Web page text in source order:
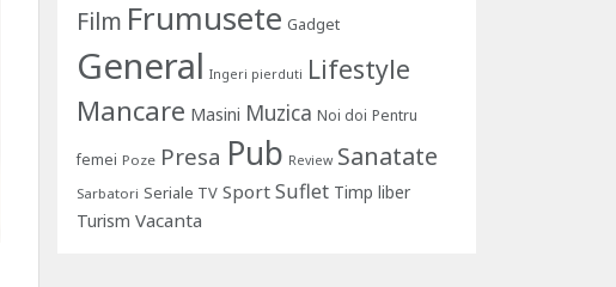
Film Frumusete Gadget
General Ingeri pierduti Lifestyle
Mancare Masini Muzica Noi doi Pentru
femei Poze Presa Pub Review Sanatate
Sarbatori Seriale TV Sport Suflet Timp liber
Turism Vacanta